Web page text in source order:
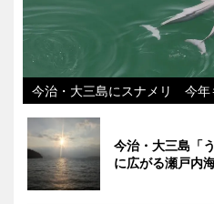
今治・大三島にスナメリ 今年
今治・大三島「
に広がる瀬戸内